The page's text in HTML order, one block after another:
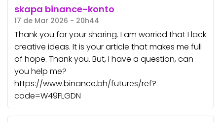
skapa binance-konto
17 de Mar 2026 - 20h44
Thank you for your sharing. I am worried that I lack
creative ideas. It is your article that makes me full
of hope. Thank you. But, I have a question, can
you help me?
https://www.binance.bh/futures/ref?
code=W49FLGDN